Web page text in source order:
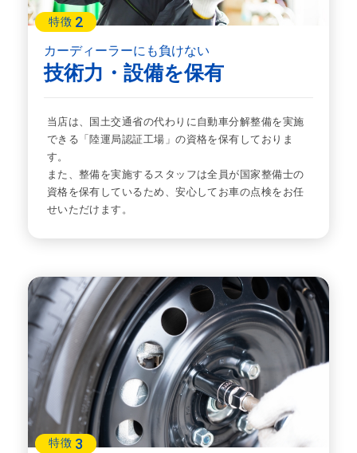
特徴 2
カーディーラーにも負けない
技術力・設備を保有
当店は、国土交通省の代わりに自動車分解整備を実施
できる「陸運局認証工場」の資格を保有しておりま
す。
また、整備を実施するスタッフは全員が国家整備士の
資格を保有しているため、安心してお車の点検をお任
せいただけます。
特徴 3